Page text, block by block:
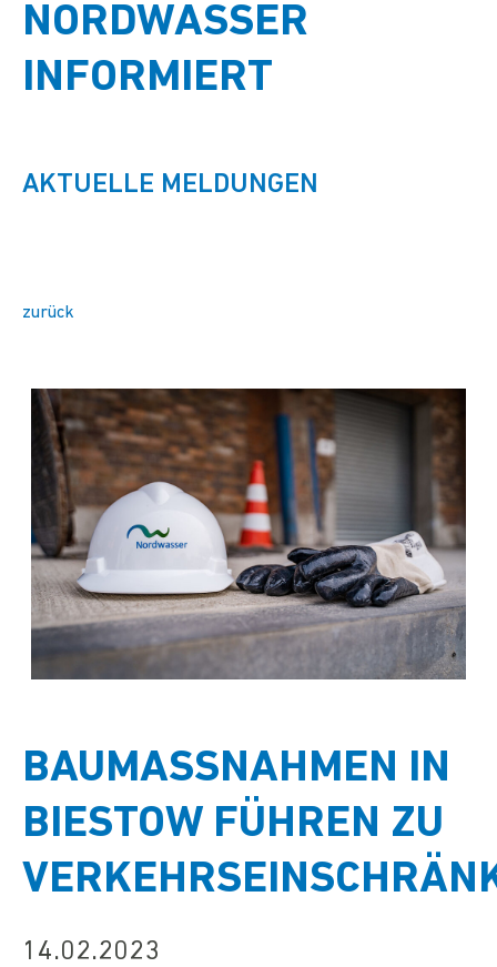
NORDWASSER
INFORMIERT
AKTUELLE MELDUNGEN
zurück
BAUMASSNAHMEN IN B
IESTOW FÜHREN ZU V
14.02.2023